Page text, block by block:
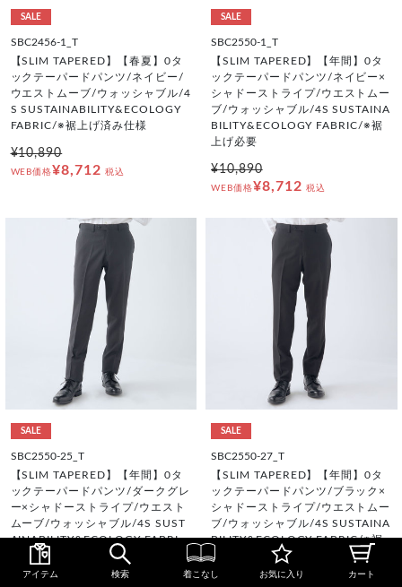
SALE
SBC2456-1_T
【SLIM TAPERED】【春夏】0タ
ックテーパードパンツ/ネイビー/
ウエストムーブ/ウォッシャブル/4
S SUSTAINABILITY&ECOLOGY
FABRIC/※裾上げ済み仕様
¥10,890
WEB価格¥8,712 税込
SALE
SBC2550-1_T
【SLIM TAPERED】【年間】0タ
ックテーパードパンツ/ネイビー×
シャドーストライプ/ウエストムー
ブ/ウォッシャブル/4S SUSTAINA
BILITY&ECOLOGY FABRIC/※裾
上げ必要
¥10,890
WEB価格¥8,712 税込
SALE
SBC2550-25_T
【SLIM TAPERED】【年間】0タ
ックテーパードパンツ/ダークグレ
ー×シャドーストライプ/ウエスト
ムーブ/ウォッシャブル/4S SUST
AINABILITY&ECOLOGY FABRI
C/※裾上げ必要
SALE
SBC2550-27_T
【SLIM TAPERED】【年間】0タ
ックテーパードパンツ/ブラック×
シャドーストライプ/ウエストムー
ブ/ウォッシャブル/4S SUSTAINA
BILITY&ECOLOGY FABRIC/※裾
上げ必要
アイテム 検索 着こなし お気に入り カート